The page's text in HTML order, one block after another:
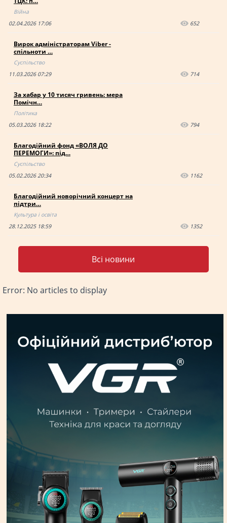
Війна
02.04.2026 17:06
652
Вирок адміністраторам Viber -
спільноти …
Суспільство
11.03.2026 07:29
714
За хабар у 10 тисяч гривень: мера
Помічн…
Політика
05.03.2026 18:22
794
Благодійний фонд «ВОЛЯ ДО
ПЕРЕМОГИ»: під…
Суспільство
05.02.2026 20:34
1162
Благодійний новорічний концерт на
підтри…
Культура і освіта
28.12.2025 18:59
1352
Всі новини
Error: No articles to display